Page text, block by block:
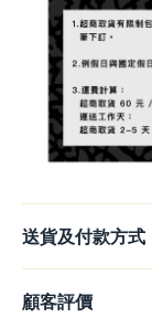
送貨及付款方式
顧客評價